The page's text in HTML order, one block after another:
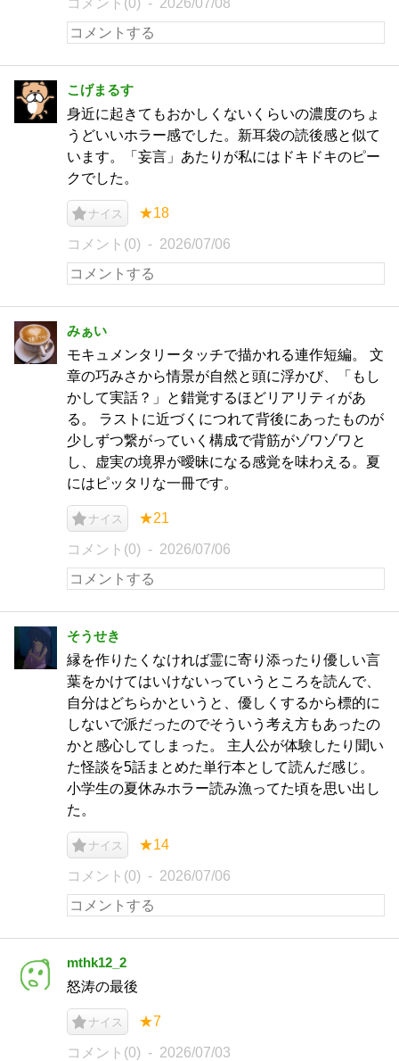
コメント(0) 2026/07/08
こげまるす
身近に起きてもおかしくないくらいの濃度のちょ
うどいいホラー感でした。新耳袋の読後感と似て
います。「妄言」あたりが私にはドキドキのピー
クでした。
ナイス ★18
コメント(0) 2026/07/06
みぁい
モキュメンタリータッチで描かれる連作短編。 文
章の巧みさから情景が自然と頭に浮かび、「もし
かして実話？」と錯覚するほどリアリティがあ
る。 ラストに近づくにつれて背後にあったものが
少しずつ繋がっていく構成で背筋がゾワゾワと
し、虚実の境界が曖昧になる感覚を味わえる。夏
にはピッタリな一冊です。
ナイス ★21
コメント(0) 2026/07/06
そうせき
縁を作りたくなければ霊に寄り添ったり優しい言
葉をかけてはいけないっていうところを読んで、
自分はどちらかというと、優しくするから標的に
しないで派だったのでそういう考え方もあったの
かと感心してしまった。 主人公が体験したり聞い
た怪談を5話まとめた単行本として読んだ感じ。
小学生の夏休みホラー読み漁ってた頃を思い出し
た。
ナイス ★14
コメント(0) 2026/07/06
mthk12_2
怒涛の最後
ナイス ★7
コメント(0) 2026/07/03